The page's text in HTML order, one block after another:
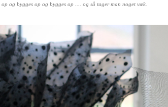
op og bygges op og bygges op .... og så tager man noget væk.